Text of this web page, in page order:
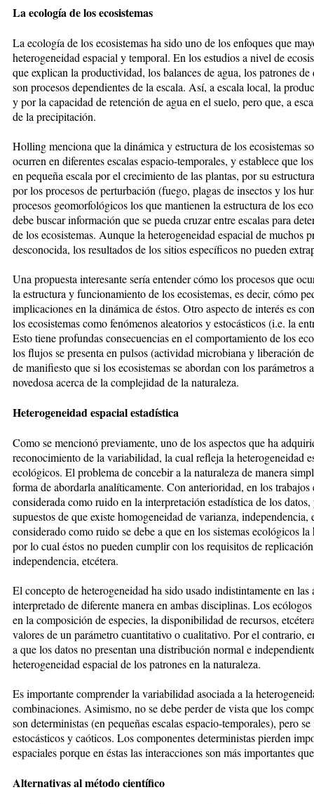
La ecología de los ecosistemas
La ecología de los ecosistemas ha sido uno de los enfoques que
heterogeneidad espacial y temporal. En los estudios a nivel de
que explican la productividad, los balances de agua, los patrones
son procesos dependientes de la escala. Así, a escala local, la
y por la capacidad de retención de agua en el suelo, pero que, a
de la precipitación.
Holling menciona que la dinámica y estructura de los ecosistemas
ocurren en diferentes escalas espacio-temporales, y establece que
en pequeña escala por el crecimiento de las plantas, por su
por los procesos de perturbación (fuego, plagas de insectos y los
procesos geomorfológicos los que mantienen la estructura de los
debe buscar información que se pueda cruzar entre escalas para
de los ecosistemas. Aunque la heterogeneidad espacial de muchos
desconocida, los resultados de los sitios específicos no pueden
Una propuesta interesante sería entender cómo los procesos que
la estructura y funcionamiento de los ecosistemas, es decir, cómo
implicaciones en la dinámica de éstos. Otro aspecto de interés es
los ecosistemas como fenómenos aleatorios y estocásticos (i.e. la
Esto tiene profundas consecuencias en el comportamiento de los
los flujos se presenta en pulsos (actividad microbiana y liberación
de manifiesto que si los ecosistemas se abordan con los parámetros
novedosa acerca de la complejidad de la naturaleza.
Heterogeneidad espacial estadística
Como se mencionó previamente, uno de los aspectos que ha
reconocimiento de la variabilidad, la cual refleja la heterogeneidad
ecológicos. El problema de concebir a la naturaleza de manera
forma de abordarla analíticamente. Con anterioridad, en los
considerada como ruido en la interpretación estadística de los
supuestos de que existe homogeneidad de varianza,
considerado como ruido se debe a que en los sistemas ecológicos
por lo cual éstos no pueden cumplir con los requisitos de
independencia, etcétera.
El concepto de heterogeneidad ha sido usado indistintamente en las
interpretado de diferente manera en ambas disciplinas. Los
en la composición de especies, la disponibilidad de recursos,
valores de un parámetro cuantitativo o cualitativo. Por el contrario,
a que los datos no presentan una distribución normal e
heterogeneidad espacial de los patrones en la naturaleza.
Es importante comprender la variabilidad asociada a la
combinaciones. Asimismo, no se debe perder de vista que los
son deterministas (en pequeñas escalas espacio-temporales), pero
estocásticos y caóticos. Los componentes deterministas pierden
espaciales porque en éstas las interacciones son más importantes
Alternativas al método científico